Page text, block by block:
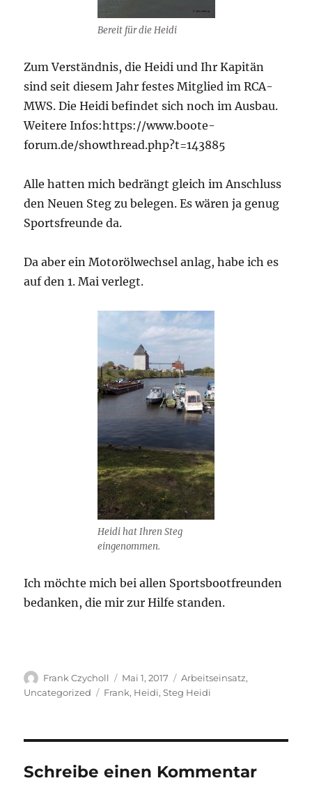
Bereit für die Heidi
Zum Verständnis, die Heidi und Ihr Kapitän
sind seit diesem Jahr festes Mitglied im RCA-
MWS. Die Heidi befindet sich noch im Ausbau.
Weitere Infos:https://www.boote-
forum.de/showthread.php?t=143885
Alle hatten mich bedrängt gleich im Anschluss
den Neuen Steg zu belegen. Es wären ja genug
Sportsfreunde da.
Da aber ein Motorölwechsel anlag, habe ich es
auf den 1. Mai verlegt.
Heidi hat Ihren Steg
eingenommen.
Ich möchte mich bei allen Sportsbootfreunden
bedanken, die mir zur Hilfe standen.
Autor
Frank Czycholl
Veröffentlicht
am
Mai 1, 2017 Kategorien
Arbeitseinsatz,
Uncategorized
Schlagwörter
Frank, Heidi,Steg Heidi
Schreibe einen Kommentar